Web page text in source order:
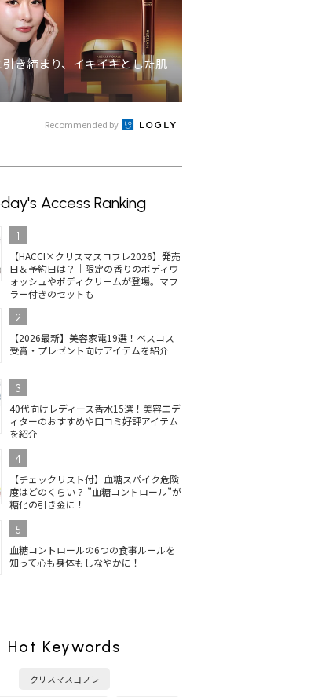
き締まり、イキイキとした肌
Recommended by
Access Ranking
1
【HACCI×クリスマスコフレ2026】発売
日＆予約日は？｜限定の香りのボディウ
ォッシュやボディクリームが登場。マフ
ラー付きのセットも
2
【2026最新】美容家電19選！ベスコス
受賞・プレゼント向けアイテムを紹介
3
40代向けレディース香水15選！美容エデ
ィターのおすすめや口コミ好評アイテム
を紹介
4
【チェックリスト付】血糖スパイク危険
度はどのくらい？ ”血糖コントロール”が
糖化の引き金に！
5
血糖コントロールの6つの食事ルールを
知って心も身体もしなやかに！
Hot Keywords
クリスマスコフレ